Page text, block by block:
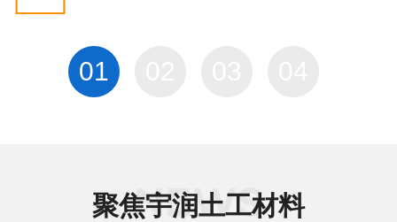
01
聚焦宇润土工材料